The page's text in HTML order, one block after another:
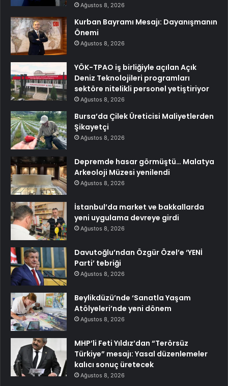
Ağustos 8, 2026
Kurban Bayramı Mesajı: Dayanışmanın
Önemi
Ağustos 8, 2026
YÖK-TPAO iş birliğiyle açılan Açık
Deniz Teknolojileri programları
sektöre nitelikli personel yetiştiriyor
Ağustos 8, 2026
Bursa’da Çilek Üreticisi Maliyetlerden
Şikayetçi
Ağustos 8, 2026
Depremde hasar görmüştü… Malatya
Arkeoloji Müzesi yenilendi
Ağustos 8, 2026
İstanbul’da market ve bakkallarda
yeni uygulama devreye girdi
Ağustos 8, 2026
Davutoğlu’ndan Özgür Özel’e ‘YENİ
Parti’ tebriği
Ağustos 8, 2026
Beylikdüzü’nde ‘Sanatla Yaşam
Atölyeleri’nde yeni dönem
Ağustos 8, 2026
MHP’li Feti Yıldız’dan “Terörsüz
Türkiye” mesajı: Yasal düzenlemeler
kalıcı sonuç üretecek
Ağustos 8, 2026